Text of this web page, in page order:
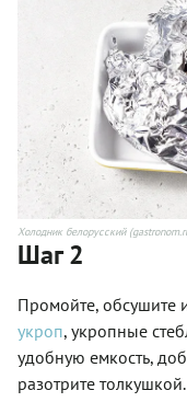
Холодник белорусский
Шаг 2
Промойте, обсушите
укроп, укропные
удобную емкость,
разотрите